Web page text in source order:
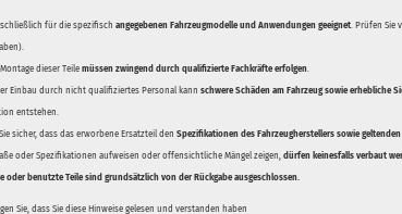
für die spezifisch angegebenen Fahrzeugmodelle und Anwendungen geeignet. Prüfen Sie
dieser Teile müssen zwingend durch qualifizierte Fachkräfte erfolgen.
Einbau durch nicht qualifiziertes Personal kann schwere Schäden am Fahrzeug sowie erhebliche
entstehen.
sicher, dass das erworbene Ersatzteil den Spezifikationen des Fahrzeugherstellers sowie
oder Spezifikationen aufweisen oder offensichtliche Mängel zeigen, dürfen keinesfalls verbaut
oder benutzte Teile sind grundsätzlich von der Rückgabe ausgeschlossen.
Sie, dass Sie diese Hinweise gelesen und verstanden haben